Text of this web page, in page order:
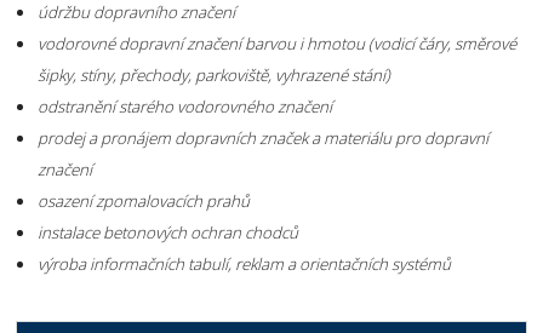
údržbu dopravního značení
vodorovné dopravní značení barvou i hmotou (vodicí čáry, směrové
šipky,stíny, přechody, parkoviště, vyhrazené stání)
odstranění starého vodorovného značení
prodej a pronájem dopravních značek a materiálu pro dopravní
značení
osazení zpomalovacích prahů
instalace betonových ochran chodců
výroba informačních tabulí, reklam a orientačních systémů